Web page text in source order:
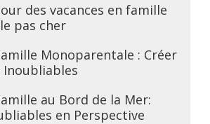
des vacances en famille
pas cher
Monoparentale : Créer
Inoubliables
au Bord de la Mer:
en Perspective